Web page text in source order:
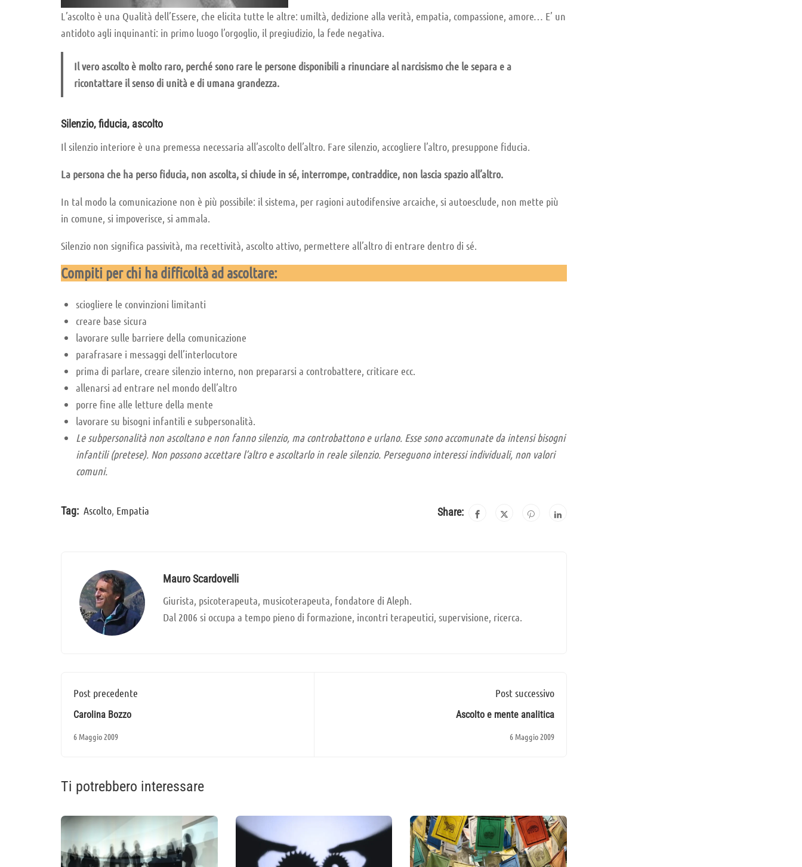
L’ascolto è una Qualità dell’Essere, che elicita tutte le altre: umiltà, dedizione alla verità, empatia, compassione, amore… E’ un
antidoto agli inquinanti: in primo luogo l’orgoglio, il pregiudizio, la fede negativa.
Il vero ascolto è molto raro, perché sono rare le persone disponibili a rinunciare al narcisismo che le separa e a
ricontattare il senso di unità e di umana grandezza.
Silenzio, fiducia, ascolto
Il silenzio interiore è una premessa necessaria all’ascolto dell’altro. Fare silenzio, accogliere l’altro, presuppone fiducia.
La persona che ha perso fiducia, non ascolta, si chiude in sé, interrompe, contraddice, non lascia spazio all’altro.
In tal modo la comunicazione non è più possibile: il sistema, per ragioni autodifensive arcaiche, si autoesclude, non mette più
in comune, si impoverisce, si ammala.
Silenzio non significa passività, ma recettività, ascolto attivo, permettere all’altro di entrare dentro di sé.
Compiti per chi ha difficoltà ad ascoltare:
sciogliere le convinzioni limitanti
creare base sicura
lavorare sulle barriere della comunicazione
parafrasare i messaggi dell’interlocutore
prima di parlare, creare silenzio interno, non prepararsi a controbattere, criticare ecc.
allenarsi ad entrare nel mondo dell’altro
porre fine alle letture della mente
lavorare su bisogni infantili e subpersonalità.
Le subpersonalità non ascoltano e non fanno silenzio, ma controbattono e urlano. Esse sono accomunate da intensi bisogni
infantili (pretese). Non possono accettare l’altro e ascoltarlo in reale silenzio. Perseguono interessi individuali, non valori
comuni.
Tag: Ascolto, Empatia Share:
Mauro Scardovelli
Giurista, psicoterapeuta, musicoterapeuta, fondatore di Aleph.
Dal 2006 si occupa a tempo pieno di formazione, incontri terapeutici, supervisione, ricerca.
Post precedente
Carolina Bozzo
6 Maggio 2009
Post successivo
Ascolto e mente analitica
6 Maggio 2009
Ti potrebbero interessare